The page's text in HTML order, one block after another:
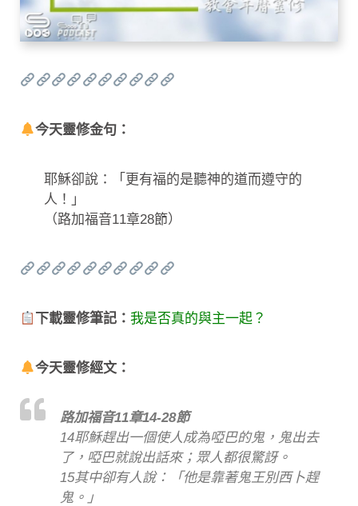
今天靈修金句：
耶穌卻說：「更有福的是聽神的道而遵守的
人！」
（路加福音11章28節）
下載靈修筆記：我是否真的與主一起？
今天靈修經文：
路加福音11章14-28節
14耶穌趕出一個使人成為啞巴的鬼，鬼出去
了，啞巴就說出話來；眾人都很驚訝。
15其中卻有人說：「他是靠著鬼王別西卜趕
鬼。」